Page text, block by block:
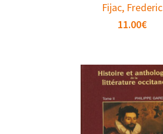
Fijac, Frederic
11.00€